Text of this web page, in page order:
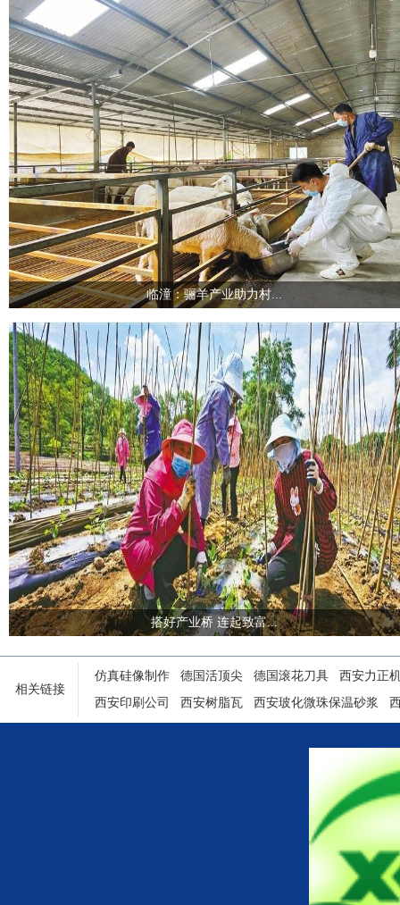
临潼：骊羊产业助力村...
搭好产业桥 连起致富...
相关链接
仿真硅像制作 德国活顶尖 德国滚花刀具
西安力正
西安印刷公司
西安树脂瓦 西安玻化微珠保温砂浆